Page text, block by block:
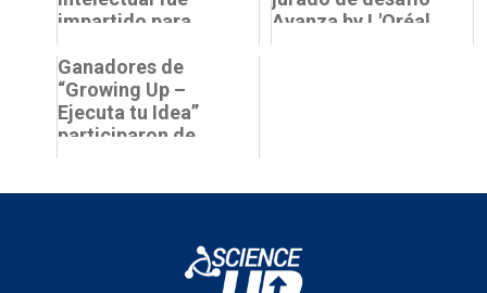
impartido para
ganadores de
“Growing Up -
Ejecuta t...
Avanza by L'Oréal
Ganadores de
“Growing Up –
Ejecuta tu Idea”
participaron de